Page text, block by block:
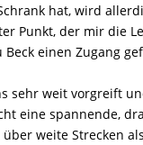
hat, wird
Punkt, der mir die
Beck einen Zugang
sehr weit vorgreift
eine spannende,
weite Strecken